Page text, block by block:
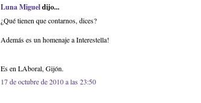
Luna Migueldijo...
¿Qué tienen que contarnos, dices?
Además es un homenaje a Interestella!
Es en LAboral, Gijón.
17 de octubre de 2010 a las 23:50